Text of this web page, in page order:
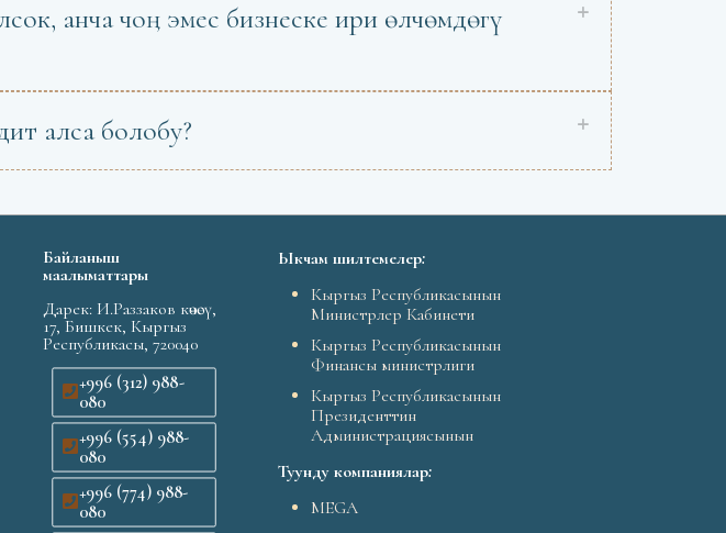
анча чоӊ эмес бизнеске ири өлчөмдөгү
алса болобу?
Байланыш
маалыматтары
Дарек: И.Раззаков көчөсү,
17, Бишкек, Кыргыз
Республикасы, 720040
+996 (312) 988-
080
+996 (554) 988-
080
+996 (774) 988-
080
Ыкчам шилтемелер:
Кыргыз Республикасынын
Министрлер Кабинети
Кыргыз Республикасынын
Финансы министрлиги
Кыргыз Республикасынын
Президенттин
Администрациясынын
Туунду компаниялар:
MEGA